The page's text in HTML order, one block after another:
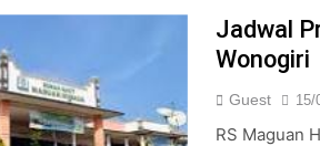
Jadwal
Wonogiri
Guest 15/
RS Maguan